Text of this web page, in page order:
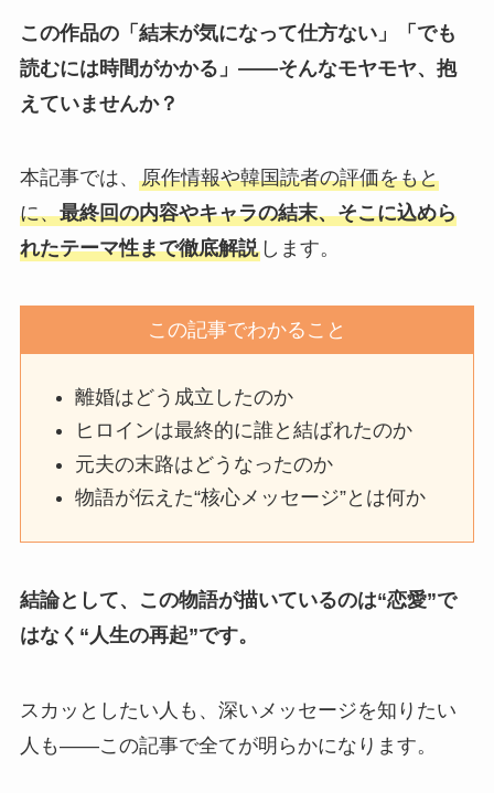
この作品の「結末が気になって仕方ない」「でも
読むには時間がかかる」――そんなモヤモヤ、抱
えていませんか？
本記事では、 原作情報や韓国読者の評価をもと
に、最終回の内容やキャラの結末、そこに込めら
れたテーマ性まで徹底解説します。
この記事でわかること
離婚はどう成立したのか
ヒロインは最終的に誰と結ばれたのか
元夫の末路はどうなったのか
物語が伝えた“核心メッセージ”とは何か
結論として、この物語が描いているのは“恋愛”で
はなく“人生の再起”です。
スカッとしたい人も、深いメッセージを知りたい
人も――この記事で全てが明らかになります。